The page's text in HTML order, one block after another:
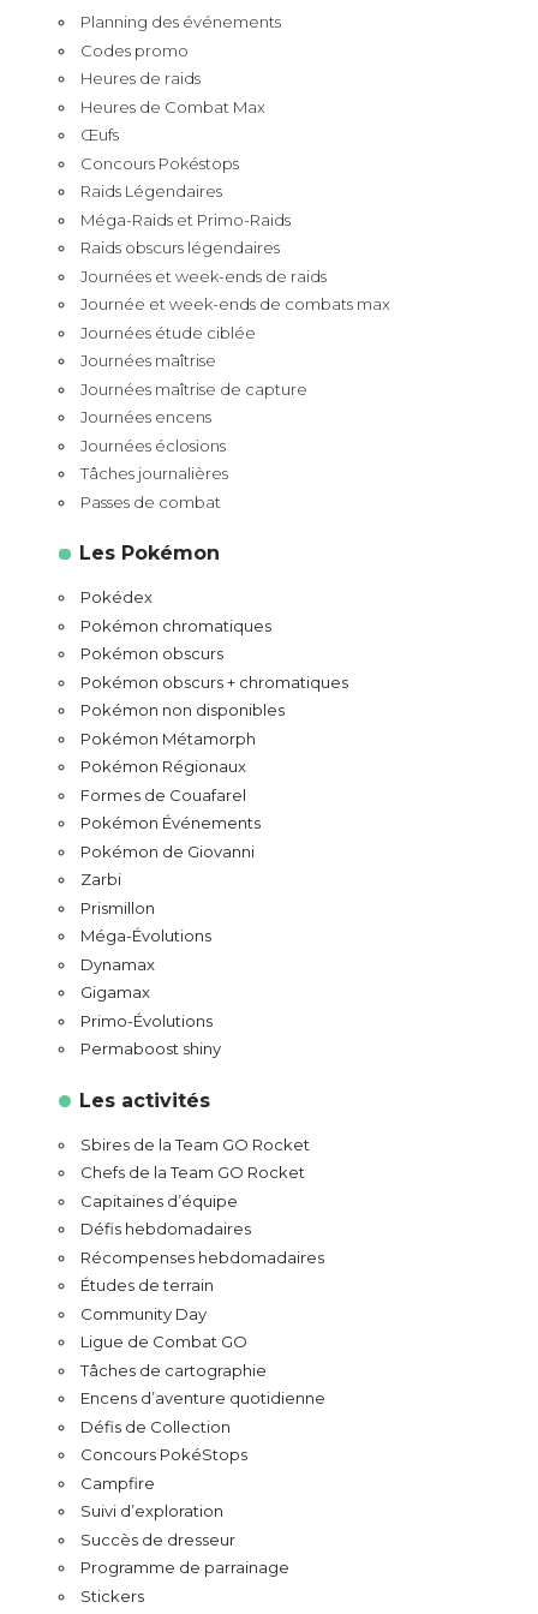
Planning des événements
Codes promo
Heures de raids
Heures de Combat Max
Œufs
Concours Pokéstops
Raids Légendaires
Méga-Raids et Primo-Raids
Raids obscurs légendaires
Journées et week-ends de raids
Journée et week-ends de combats max
Journées étude ciblée
Journées maîtrise
Journées maîtrise de capture
Journées encens
Journées éclosions
Tâches journalières
Passes de combat
Les Pokémon
Pokédex
Pokémon chromatiques
Pokémon obscurs
Pokémon obscurs + chromatiques
Pokémon non disponibles
Pokémon Métamorph
Pokémon Régionaux
Formes de Couafarel
Pokémon Événements
Pokémon de Giovanni
Zarbi
Prismillon
Méga-Évolutions
Dynamax
Gigamax
Primo-Évolutions
Permaboost shiny
Les activités
Sbires de la Team GO Rocket
Chefs de la Team GO Rocket
Capitaines d’équipe
Défis hebdomadaires
Récompenses hebdomadaires
Études de terrain
Community Day
Ligue de Combat GO
Tâches de cartographie
Encens d’aventure quotidienne
Défis de Collection
Concours PokéStops
Campfire
Suivi d’exploration
Succès de dresseur
Programme de parrainage
Stickers